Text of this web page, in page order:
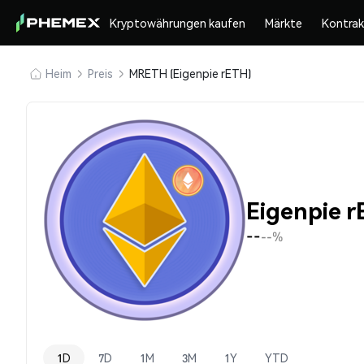
Kryptowährungen kaufen Märkte
Heim Preis MRETH (Eigenpie rETH)
Eigenpie
----%
1D 7D 1M 3M 1Y YTD